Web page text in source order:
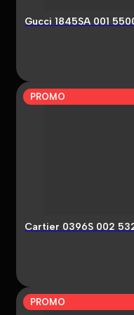
Gucci 1845SA 001
PROMO
Cartier 0396S 002
PROMO